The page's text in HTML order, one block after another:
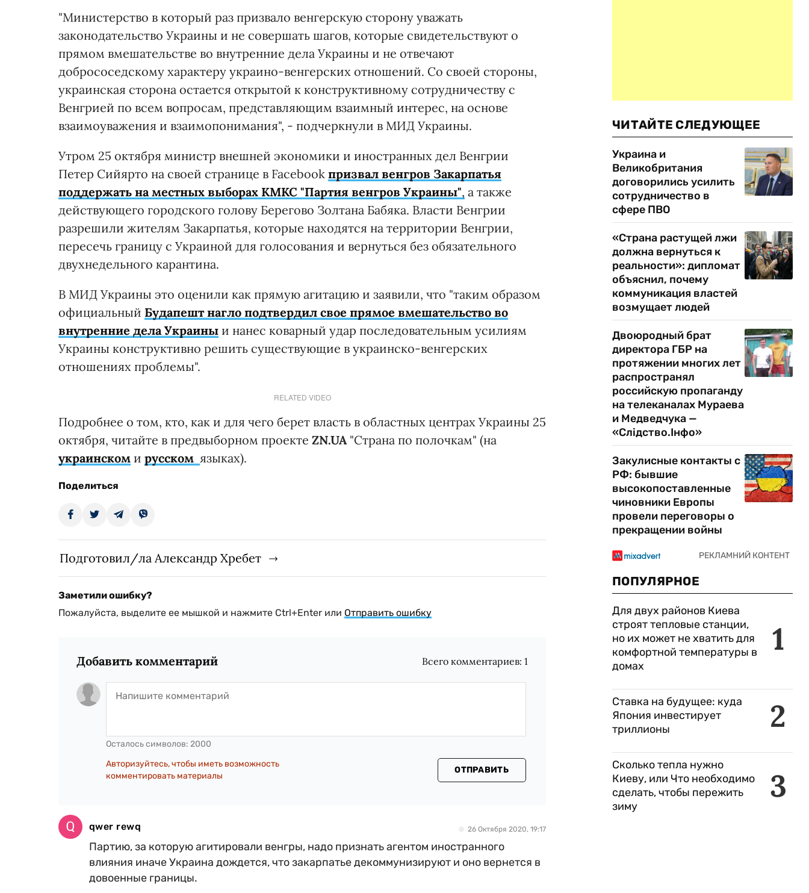
"Министерство в который раз призвало венгерскую сторону уважать
законодательство Украины и не совершать шагов, которые свидетельствуют о
прямом вмешательстве во внутренние дела Украины и не отвечают
добрососедскому характеру украино-венгерских отношений. Со своей стороны,
украинская сторона остается открытой к конструктивному сотрудничеству с
Венгрией по всем вопросам, представляющим взаимный интерес, на основе
взаимоуважения и взаимопонимания", - подчеркнули в МИД Украины.
Утром 25 октября министр внешней экономики и иностранных дел Венгрии
Петер Сийярто на своей странице в Facebook призвал венгров Закарпатья
поддержать на местных выборах КМКС "Партия венгров Украины", а также
действующего городского голову Берегово Золтана Бабяка. Власти Венгрии
разрешили жителям Закарпатья, которые находятся на территории Венгрии,
пересечь границу с Украиной для голосования и вернуться без обязательного
двухнедельного карантина.
В МИД Украины это оценили как прямую агитацию и заявили, что "таким образом
официальный Будапешт нагло подтвердил свое прямое вмешательство во
внутренние дела Украины и нанес коварный удар последовательным усилиям
Украины конструктивно решить существующие в украинско-венгерских
отношениях проблемы".
RELATED VIDEO
Подробнее о том, кто, как и для чего берет власть в областных центрах Украины 25
октября, читайте в предвыборном проекте ZN.UA"Страна по полочкам" (на
украинском и русском языках).
Поделиться
Подготовил/ла Александр Хребет
Заметили ошибку?
Пожалуйста, выделите ее мышкой и нажмите Ctrl+Enter или Отправить ошибку
Добавить комментарий Всего комментариев:1
Осталось символов: 2000
Авторизуйтесь, чтобы иметь возможность
комментировать материалы
ОТПРАВИТЬ
qwer rewq 26 Октября 2020, 19:17
Партию, за которую агитировали венгры, надо признать агентом иностранного
влияния иначе Украина дождется, что закарпатье декоммунизируют и оно вернется в
довоенные границы.
ЧИТАЙТЕ СЛЕДУЮЩЕЕ
Украина и
Великобритания
договорились усилить
сотрудничество в
сфере ПВО
«Страна растущей лжи
должна вернуться к
реальности»: дипломат
объяснил, почему
коммуникация властей
возмущает людей
Двоюродный брат
директора ГБР на
протяжении многих лет
распространял
российскую пропаганду
на телеканалах Мураева
и Медведчука —
«Слідство.Інфо»
Закулисные контакты с
РФ: бывшие
высокопоставленные
чиновники Европы
провели переговоры о
прекращении войны
ПОПУЛЯРНОЕ
1
Для двух районов Киева
строят тепловые станции,
но их может не хватить для
комфортной температуры в
домах
2
Ставка на будущее: куда
Япония инвестирует
триллионы
3
Сколько тепла нужно
Киеву, или Что необходимо
сделать, чтобы пережить
зиму